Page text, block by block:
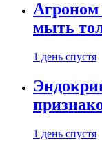
мыть
1 день спустя
1 день спустя